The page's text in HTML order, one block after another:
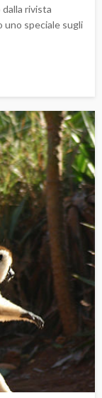
rivista
uno speciale sugli